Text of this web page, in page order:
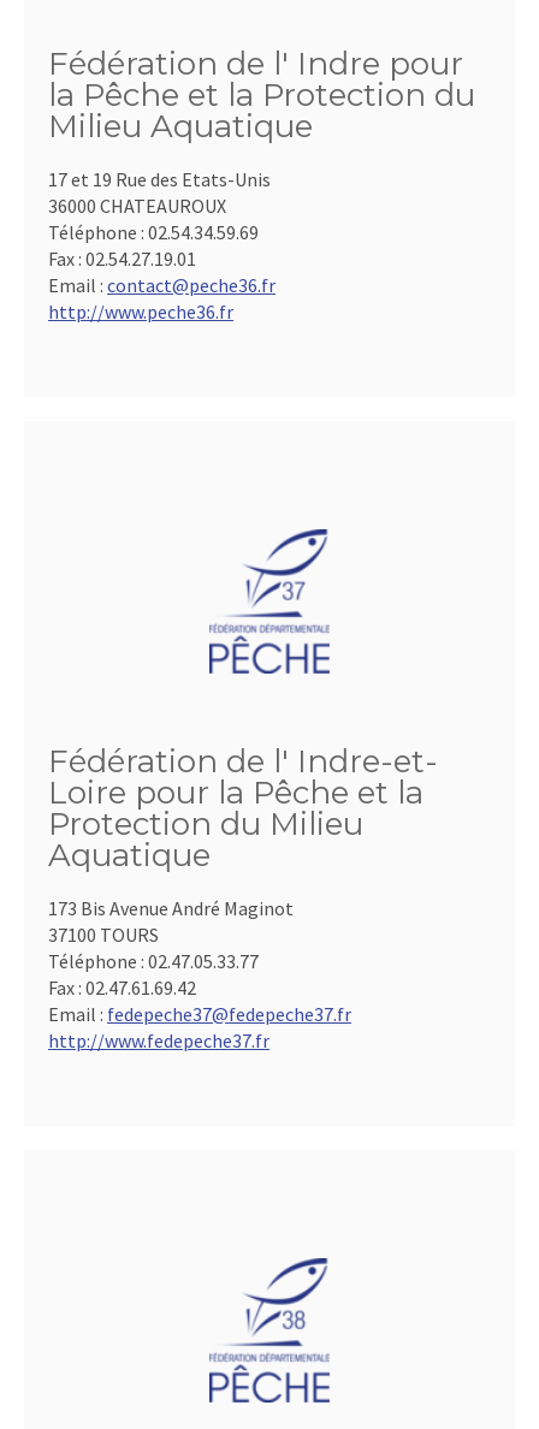
Fédération de l' Indre pour
la Pêche et la Protection du
Milieu Aquatique
17 et 19 Rue des Etats-Unis
36000 CHATEAUROUX
Téléphone : 02.54.34.59.69
Fax : 02.54.27.19.01
Email : contact@peche36.fr
http://www.peche36.fr
Fédération de l' Indre-et-
Loire pour la Pêche et la
Protection du Milieu
Aquatique
173 Bis Avenue André Maginot
37100 TOURS
Téléphone : 02.47.05.33.77
Fax : 02.47.61.69.42
Email : fedepeche37@fedepeche37.fr
http://www.fedepeche37.fr